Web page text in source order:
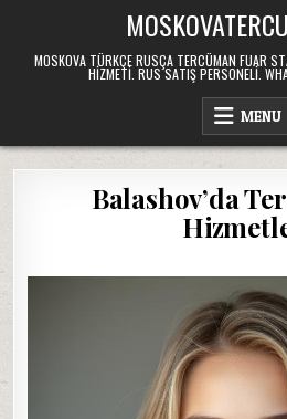
contentMOSKOVA TÜRKÇE RUSÇA TERCÜMAN FUAR
HIZMETI. RUS SATIŞ PERSONELI.
MENU
Balashov’da